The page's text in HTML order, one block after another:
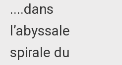
....dans
l’abyssale
spirale du